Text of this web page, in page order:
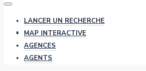
AGENCES
LANCER UN RECHERCHE
MAP INTERACTIVE
AGENCES
AGENTS